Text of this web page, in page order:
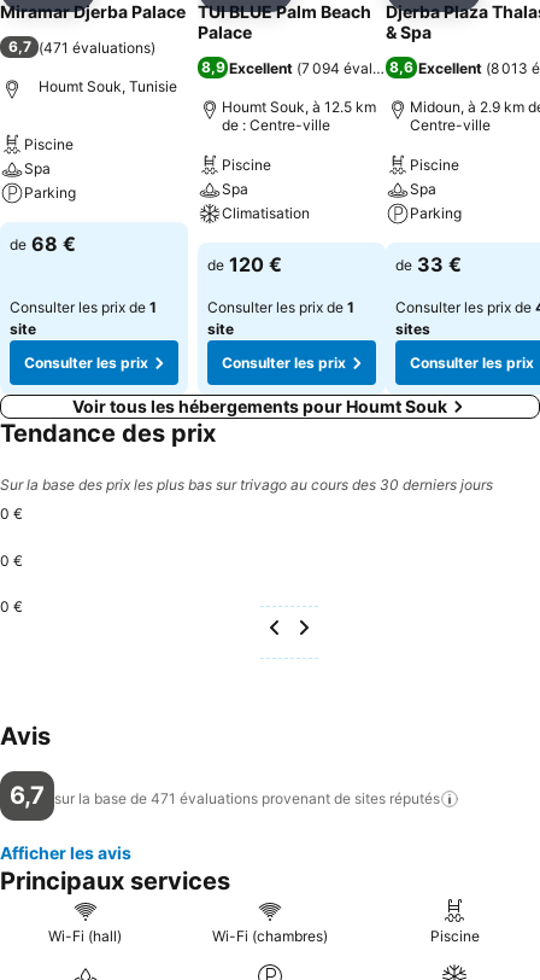
Miramar Djerba Palace
6,7 (471 évaluations)
Houmt Souk, Tunisie
Piscine
Spa
Parking
de 68 €
Consulter les prix de 1
site
Consulter les prix
TUI BLUE Palm Beach
Palace
8,9 Excellent (7 094 évaluations)
Houmt Souk, à 12.5 km
de : Centre-ville
Piscine
Spa
Climatisation
de 120 €
Consulter les prix de 1
site
Consulter les prix
Djerba Plaza
& Spa
8,6 Excellent (8 013
Midoun, à 2.9 km
Centre-ville
Piscine
Spa
Parking
de 33 €
Consulter les prix de
sites
Consulter les prix
Voir tous les hébergements pour Houmt Souk
Tendance des prix
Sur la base des prix les plus bas sur trivago au cours des 30 derniers jours
0 €
0 €
0 €
Avis
6,7 sur la base de 471 évaluations provenant de sites réputés
Afficher les avis
Principaux services
Wi-Fi (hall) Wi-Fi (chambres) Piscine